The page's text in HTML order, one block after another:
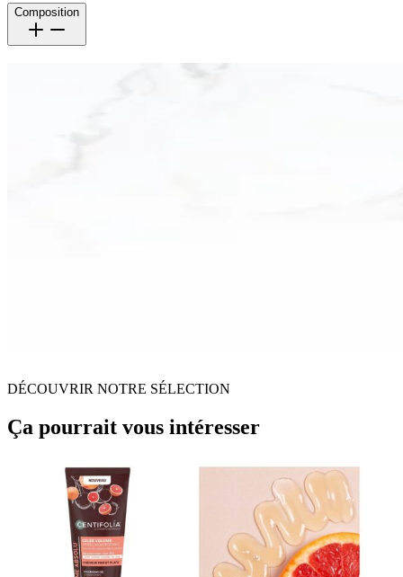
Composition
DÉCOUVRIR NOTRE SÉLECTION
Ça pourrait vous intéresser